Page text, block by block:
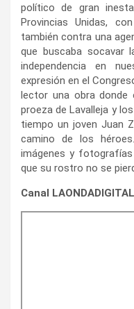
político de gran
Provincias Unidas,
también contra una
que buscaba socavar
independencia en
expresión en el
lector una obra donde
proeza de Lavalleja y
tiempo un joven Juan
camino de los
imágenes y
que su rostro no se
Canal